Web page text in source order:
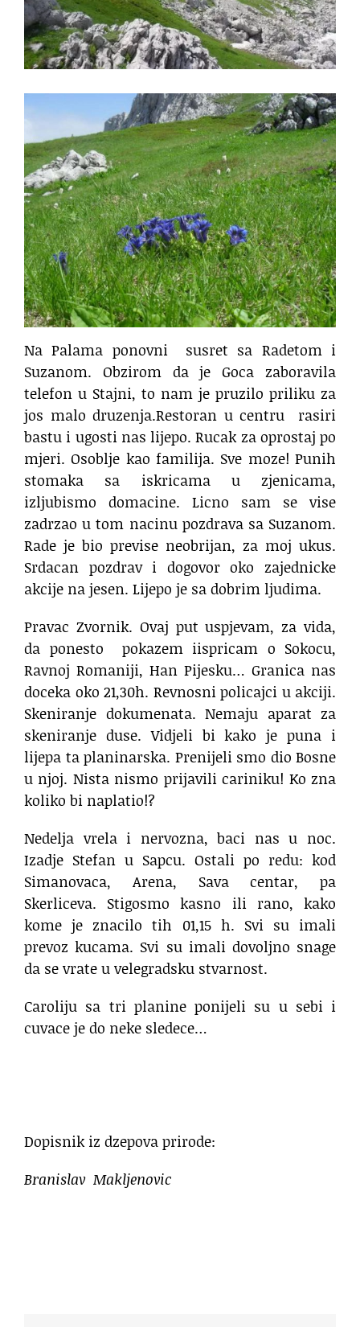
Na Palama ponovni
susret sa Radetom i
Suzanom. Obzirom da je Goca zaboravila
telefon u Stajni, to nam je pruzilo priliku za
jos malo druzenja.Restoran u centru
rasiri
bastu i ugosti nas lijepo. Rucak za oprostaj po
mjeri. Osoblje kao familija. Sve moze! Punih
stomaka sa iskricama u zjenicama,
izljubismo domacine. Licno sam se vise
zadrzao u tom nacinu pozdrava sa Suzanom.
Rade je bio previse neobrijan, za moj ukus.
Srdacan pozdrav i dogovor oko zajednicke
akcije na jesen. Lijepo je sa dobrim ljudima.
Pravac Zvornik. Ovaj put uspjevam, za vida,
da ponesto
pokazem iispricam o Sokocu,
Ravnoj Romaniji, Han Pijesku… Granica nas
doceka oko 21,30h. Revnosni policajci u akciji.
Skeniranje dokumenata. Nemaju aparat za
skeniranje duse. Vidjeli bi kako je puna i
lijepa ta planinarska. Prenijeli smo dio Bosne
u njoj. Nista nismo prijavili cariniku! Ko zna
koliko bi naplatio!?
Nedelja vrela i nervozna, baci nas u noc.
Izadje Stefan u Sapcu. Ostali po redu: kod
Simanovaca, Arena, Sava centar, pa
Skerliceva. Stigosmo kasno ili rano, kako
kome je znacilo tih 01,15 h. Svi su imali
prevoz kucama. Svi su imali dovoljno snage
da se vrate u velegradsku stvarnost.
Caroliju sa tri planine ponijeli su u sebi i
cuvace je do neke sledece…
Dopisnik iz dzepova prirode:
Branislav Makljenovic